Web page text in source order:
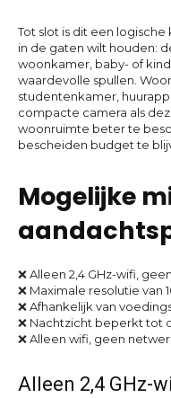
Tot slot is dit een
in de gaten wilt houden:
woonkamer, baby- of
waardevolle spullen.
studentenkamer,
compacte camera als
woonruimte beter te
bescheiden budget te
Mogelijke
❌ Alleen 2,4 GHz-wifi,
❌ Maximale resolutie van
❌ Afhankelijk van
❌ Nachtzicht beperkt tot
❌ Alleen wifi, geen
Alleen 2,4 GHz-